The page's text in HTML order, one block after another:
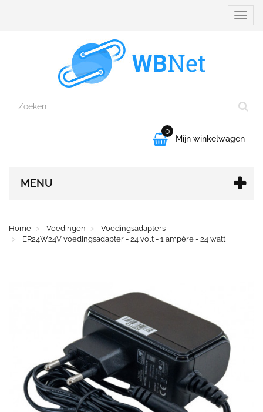

0
Mijn winkelwagen
MENU
Home Voedingen
Voedingsadapters
ER24W24V voedingsadapter - 24 volt - 1 ampère - 24 watt